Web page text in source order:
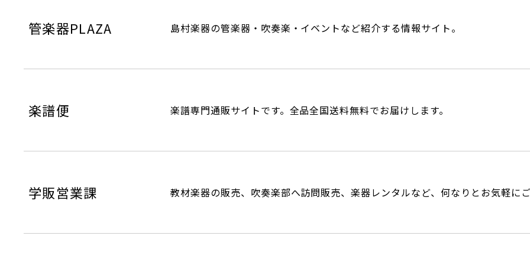
管楽器PLAZA 島村楽器の管楽器・吹奏楽・イベントなど紹介する情報サイト。
楽譜便 楽譜専門通販サイトです。全品全国送料無料でお届けします。
学販営業課 教材楽器の販売、吹奏楽部へ訪問販売、楽器レンタルなど、何なりとお気軽にご